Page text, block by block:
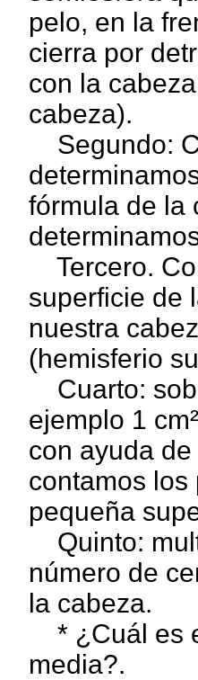
pelo, en la
cierra por
con la
cabeza).
Segundo:
fórmula de la
Tercero.
superficie de
nuestra
(hemisferio
Cuarto:
ejemplo 1
con ayuda
contamos los
pequeña
Quinto:
número de
la cabeza.
* ¿Cuál es
media?.